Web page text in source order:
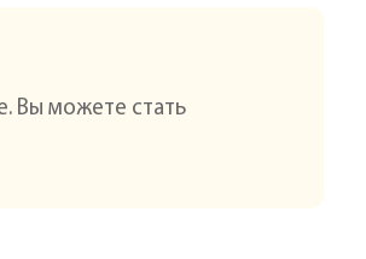
Вы можете стать